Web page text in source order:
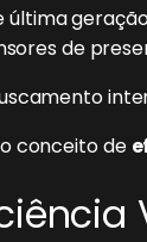
última
de
conceito de